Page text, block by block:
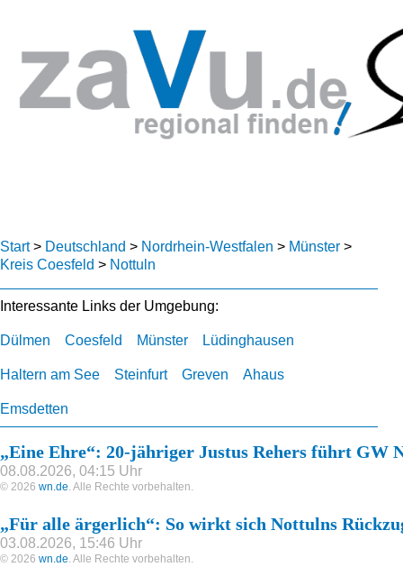
Start> Deutschland > Nordrhein-Westfalen > Münster >
Kreis Coesfeld > Nottuln
Interessante Links der Umgebung:
Dülmen Coesfeld Münster Lüdinghausen
Haltern am See Steinfurt Greven Ahaus
Emsdetten
„Eine Ehre“: 20-jähriger Justus Rehers führt GW
08.08.2026, 04:15 Uhr
© 2026 wn.de. Alle Rechte vorbehalten.
„Für alle ärgerlich“: So wirkt sich Nottulns
03.08.2026, 15:46 Uhr
© 2026 wn.de. Alle Rechte vorbehalten.